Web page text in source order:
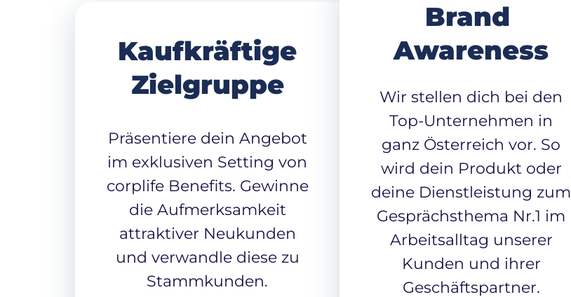
Kaufkräftige
Zielgruppe
Präsentiere dein Angebot
im exklusiven Setting von
corplife Benefits. Gewinne
die Aufmerksamkeit
attraktiver Neukunden
und verwandle diese zu
Stammkunden.
Brand
Awareness
Wir stellen dich bei den
Top-Unternehmen in
ganz Österreich vor. So
wird dein Produkt oder
deine Dienstleistung zum
Gesprächsthema Nr.1 im
Arbeitsalltag unserer
Kunden und ihrer
Geschäftspartner.